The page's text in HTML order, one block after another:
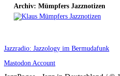
Archiv: Mümpfers Jazznotizen
Jazzradio: Jazzology im Bermudafunk
Mastodon Account